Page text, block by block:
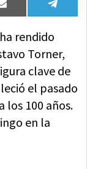
Compartir
en
Email
en
rendido
Torner,
clave de
el pasado
los 100 años.
en la